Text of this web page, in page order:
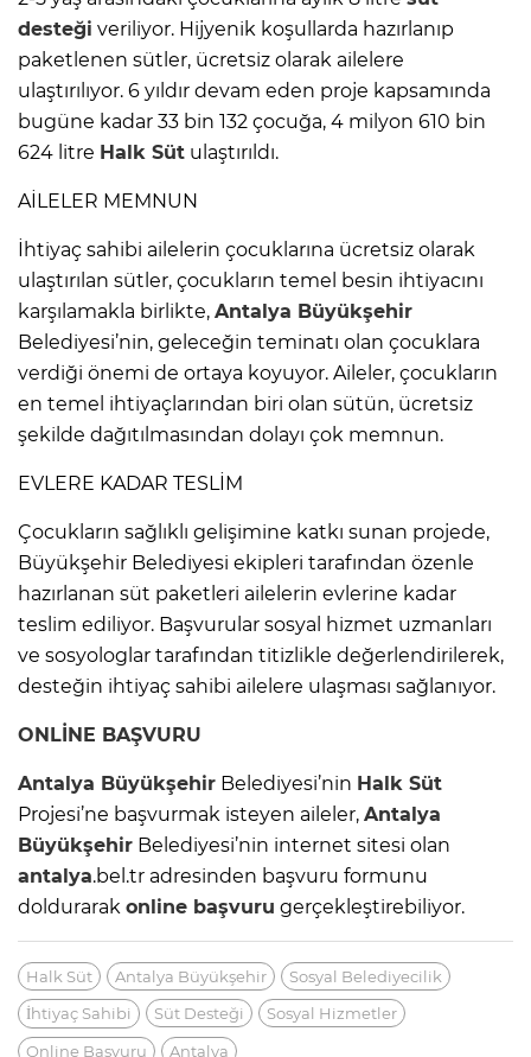
desteği veriliyor. Hijyenik koşullarda hazırlanıp
paketlenen sütler, ücretsiz olarak ailelere
ulaştırılıyor. 6 yıldır devam eden proje kapsamında
bugüne kadar 33 bin 132 çocuğa, 4 milyon 610 bin
624 litre Halk Süt ulaştırıldı.
AİLELER MEMNUN
İhtiyaç sahibi ailelerin çocuklarına ücretsiz olarak
ulaştırılan sütler, çocukların temel besin ihtiyacını
karşılamakla birlikte, Antalya Büyükşehir
Belediyesi’nin, geleceğin teminatı olan çocuklara
verdiği önemi de ortaya koyuyor. Aileler, çocukların
en temel ihtiyaçlarından biri olan sütün, ücretsiz
şekilde dağıtılmasından dolayı çok memnun.
EVLERE KADAR TESLİM
Çocukların sağlıklı gelişimine katkı sunan projede,
Büyükşehir Belediyesi ekipleri tarafından özenle
hazırlanan süt paketleri ailelerin evlerine kadar
teslim ediliyor. Başvurular sosyal hizmet uzmanları
ve sosyologlar tarafından titizlikle değerlendirilerek,
desteğin ihtiyaç sahibi ailelere ulaşması sağlanıyor.
ONLİNE BAŞVURU
Antalya Büyükşehir Belediyesi’nin Halk Süt
Projesi’ne başvurmak isteyen aileler, Antalya
Büyükşehir Belediyesi’nin internet sitesi olan
antalya.bel.tr adresinden başvuru formunu
doldurarak online başvuru gerçekleştirebiliyor.
Halk Süt Antalya Büyükşehir
Sosyal Belediyecilik
İhtiyaç Sahibi
Süt Desteği
Sosyal Hizmetler
Online Başvuru
Antalya